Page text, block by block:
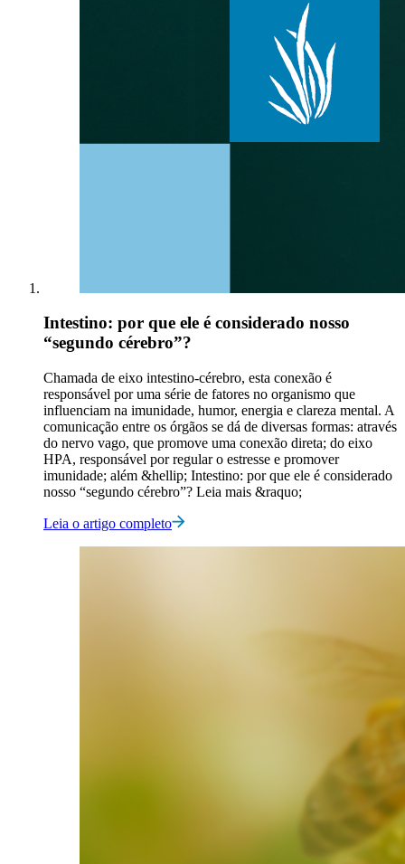
Intestino: por que ele é considerado nosso
“segundo cérebro”?
Chamada de eixo intestino-cérebro, esta conexão é
responsável por uma série de fatores no organismo que
influenciam na imunidade, humor, energia e clareza mental. A
comunicação entre os órgãos se dá de diversas formas: através
do nervo vago, que promove uma conexão direta; do eixo
HPA, responsável por regular o estresse e promover
imunidade; além &hellip; Intestino: por que ele é considerado
nosso “segundo cérebro”? Leia mais &raquo;
Leia o artigo completo